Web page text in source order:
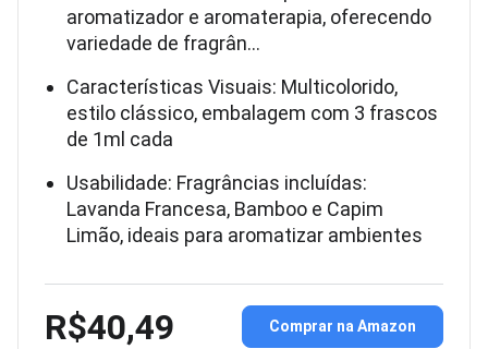
aromatizador e aromaterapia, oferecendo
variedade de fragrân…
Características Visuais: Multicolorido,
estilo clássico, embalagem com 3 frascos
de 1ml cada
Usabilidade: Fragrâncias incluídas:
Lavanda Francesa, Bamboo e Capim
Limão, ideais para aromatizar ambientes
R$40,49 Comprar na Amazon